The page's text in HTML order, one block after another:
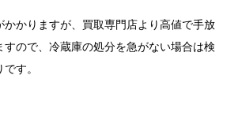
かかりますが、買取専門店より高値で手放
すので、冷蔵庫の処分を急がない場合は検
す。